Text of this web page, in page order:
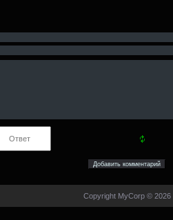
Copyright MyCorp © 2026